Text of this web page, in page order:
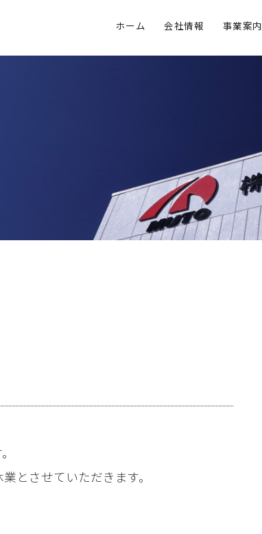
ホーム 会社情報 事業案内
とさせていただきます。